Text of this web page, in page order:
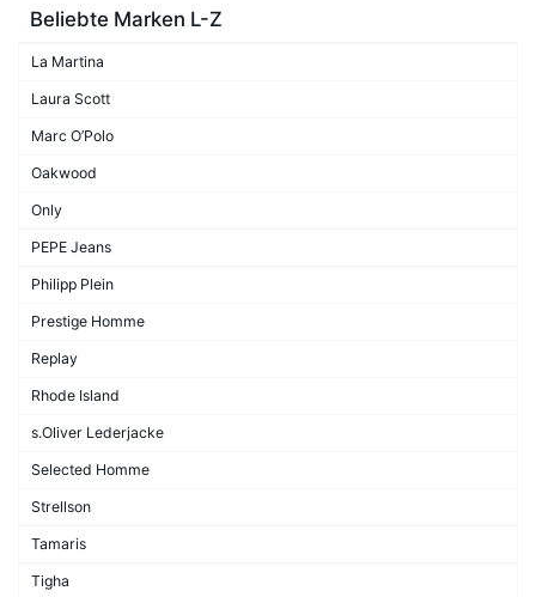
Beliebte Marken L-Z
La Martina
Laura Scott
Marc O’Polo
Oakwood
Only
PEPE Jeans
Philipp Plein
Prestige Homme
Replay
Rhode Island
s.Oliver Lederjacke
Selected Homme
Strellson
Tamaris
Tigha